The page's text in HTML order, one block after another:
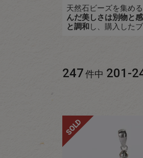
天然石ビーズを集め
んだ美しさは別物と
と調和し、購入した
247件中 201 -
SOLD